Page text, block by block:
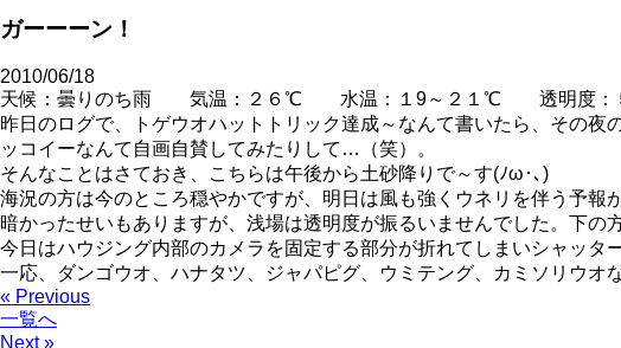
ガーーーン！
2010/06/18
天候：曇りのち雨 気温：２６℃ 水温：１9～２１ ℃ 透明度
昨日のログで、トゲウオハットトリック達成～なんて書いたら、その
ッコイーなんて自画自賛してみたりして…（笑）。
そんなことはさておき、こちらは午後から土砂降りで～す(ﾉω･､)
海況の方は今のところ穏やかですが、明日は風も強くウネリを伴う予報
暗かったせいもありますが、浅場は透明度が振るいませんでした。下の
今日はハウジング内部のカメラを固定する部分が折れてしまいシャッタ
一応、ダンゴウオ、ハナタツ、ジャパピグ、ウミテング、カミソリウオ
« Previous
一覧へ
Next »